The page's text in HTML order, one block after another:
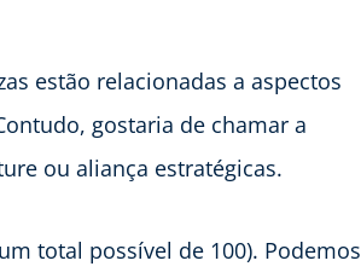
estão relacionadas a aspectos
gostaria de chamar a
ou aliança estratégicas.
total possível de 100). Podemos